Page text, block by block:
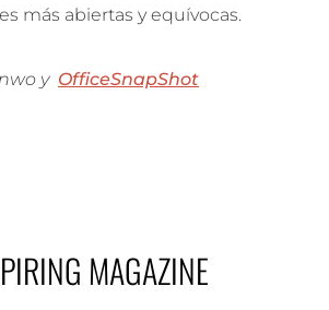
más abiertas y equívocas.
y OfficeSnapShot
MAGAZINE